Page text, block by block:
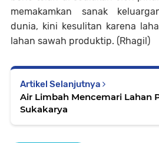
memakamkan sanak
dunia, kini kesulitan karena
lahan sawah produktip. (Rhagil)
Artikel Selanjutnya
Air Limbah Mencemari Lahan
Sukakarya